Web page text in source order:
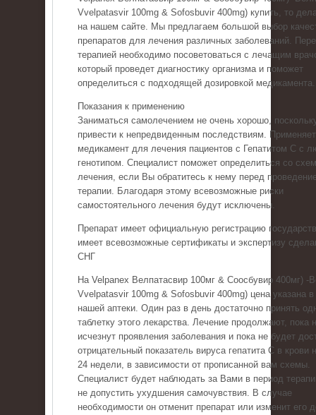
Vvelpatasvir 100mg & Sofosbuvir 400mg) купить, то
на нашем сайте. Мы предлагаем большой выбор
препаратов для лечения различных заболеваний.
терапией необходимо посоветоваться с лечащим
который проведет диагностику организма и поможет
определиться с подходящей дозировкой медикамента.
Показания к применению
Заниматься самолечением не очень хорошо,
привести к непредвиденным последствиям.
медикамент для лечения пациентов с Гепатитом С с
генотипом. Специалист поможет определиться со
лечения, если Вы обратитесь к нему перед
терапии. Благодаря этому всевозможные риски
самостоятельного лечения будут исключены.
Препарат имеет официальную регистрацию
имеет всевозможные сертификаты и экспертизу
СНГ
На Velpanex Велпатасвир 100мг & Соосбувир 400мг) -
Vvelpatasvir 100mg & Sofosbuvir 400mg) цена указана в
нашей аптеки. Один раз в день достаточно принять
таблетку этого лекарства. Лечение продолжают, пока
исчезнут проявления заболевания и пока не будет
отрицательный показатель вируса гепатита С в крови
24 недели, в зависимости от прописанной вам схемы.
Специалист будет наблюдать за Вами в период
не допустить ухудшения самочувствия. В случае
необходимости он отменит препарат или изменит его